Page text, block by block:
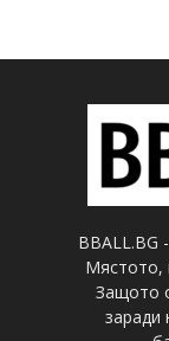
BBALL.BG
Мястото,
Защото
заради